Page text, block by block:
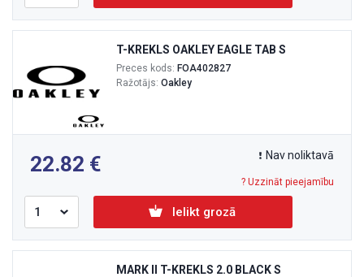
T-KREKLS OAKLEY EAGLE TAB S
Preces kods: FOA402827
Ražotājs: Oakley
22.82 Nav noliktavā
? Uzzināt pieejamību
Ielikt grozā
MARK II T-KREKLS 2.0 BLACK S